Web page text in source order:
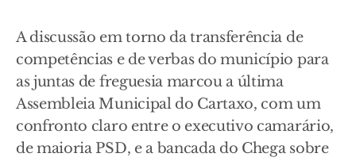
A discussão em torno da transferência de
competências e de verbas do município para
as juntas de freguesia marcou a última
Assembleia Municipal do Cartaxo, com um
confronto claro entre o executivo camarário,
de maioria PSD, e a bancada do Chega sobre